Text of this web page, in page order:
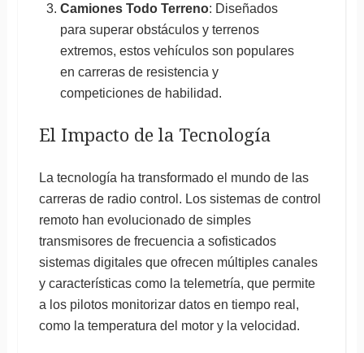
Camiones Todo Terreno: Diseñados
para superar obstáculos y terrenos
extremos, estos vehículos son populares
en carreras de resistencia y
competiciones de habilidad.
El Impacto de la Tecnología
La tecnología ha transformado el mundo de las
carreras de radio control. Los sistemas de control
remoto han evolucionado de simples
transmisores de frecuencia a sofisticados
sistemas digitales que ofrecen múltiples canales
y características como la telemetría, que permite
a los pilotos monitorizar datos en tiempo real,
como la temperatura del motor y la velocidad.